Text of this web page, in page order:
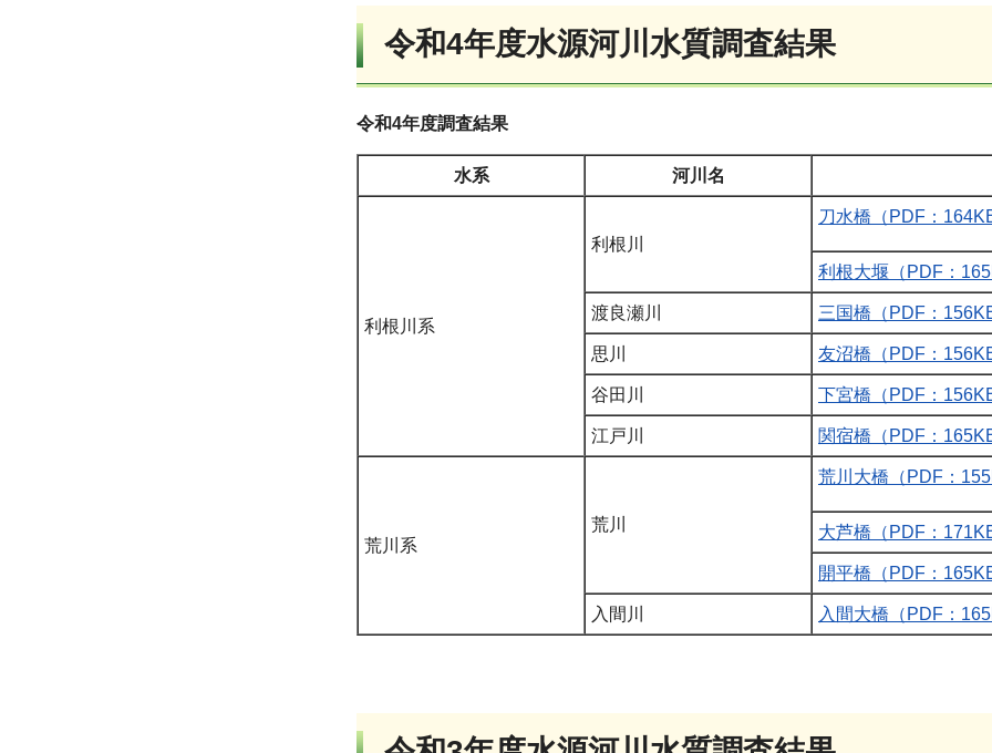
令和4年度水源河川水質調査結果
令和4年度調査結果
水系 河川名
利根川系
利根川
刀水橋（PDF：
利根大堰（PDF：
渡良瀬川 三国橋（PDF：156KB
思川 友沼橋（PDF：156KB
谷田川 下宮橋（PDF：156KB
江戸川 関宿橋（PDF：165KB
荒川系
荒川
荒川大橋（PDF：
大芦橋（PDF：171KB
開平橋（PDF：
入間川 入間大橋（PDF：